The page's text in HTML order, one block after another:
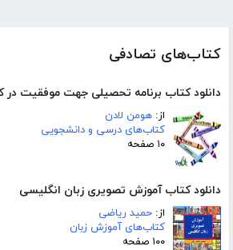
کتاب‌های تصادفی
دانلود کتاب برنامه تحصیلی جهت موفقیت در
از: هومن لادن
کتاب‌های درسی و دانشجویی
۱۰ صفحه
دانلود کتاب آموزش تصویری زبان انگلیسی
از: حمید ریاضی
کتاب‌های آموزش زبان
۱۰۰ صفحه